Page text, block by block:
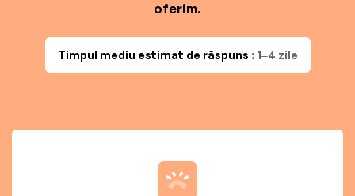
oferim.
Timpul mediu estimat de răspuns : 1–4 zile